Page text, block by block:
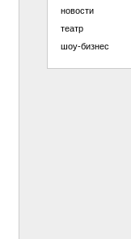
новости
театр
шоу-бизнес